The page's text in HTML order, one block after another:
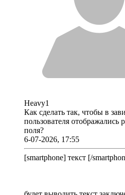
Heavy1
Как сделать так, чтобы в
пользователя отображались
поля?
6-07-2026, 17:55
[smartphone] текст [/